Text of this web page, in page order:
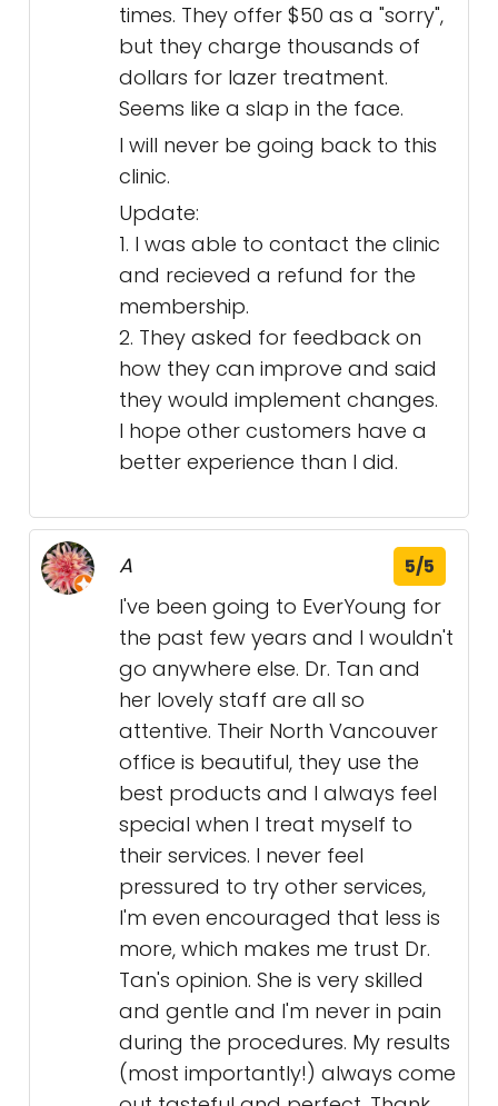
times. They offer $50 as a "sorry",
but they charge thousands of
dollars for lazer treatment.
Seems like a slap in the face.
I will never be going back to this
clinic.
Update:
1. I was able to contact the clinic
and recieved a refund for the
membership.
2. They asked for feedback on
how they can improve and said
they would implement changes.
I hope other customers have a
better experience than I did.
A 5/5
I've been going to EverYoung for
the past few years and I wouldn't
go anywhere else. Dr. Tan and
her lovely staff are all so
attentive. Their North Vancouver
office is beautiful, they use the
best products and I always feel
special when I treat myself to
their services. I never feel
pressured to try other services,
I'm even encouraged that less is
more, which makes me trust Dr.
Tan's opinion. She is very skilled
and gentle and I'm never in pain
during the procedures. My results
(most importantly!) always come